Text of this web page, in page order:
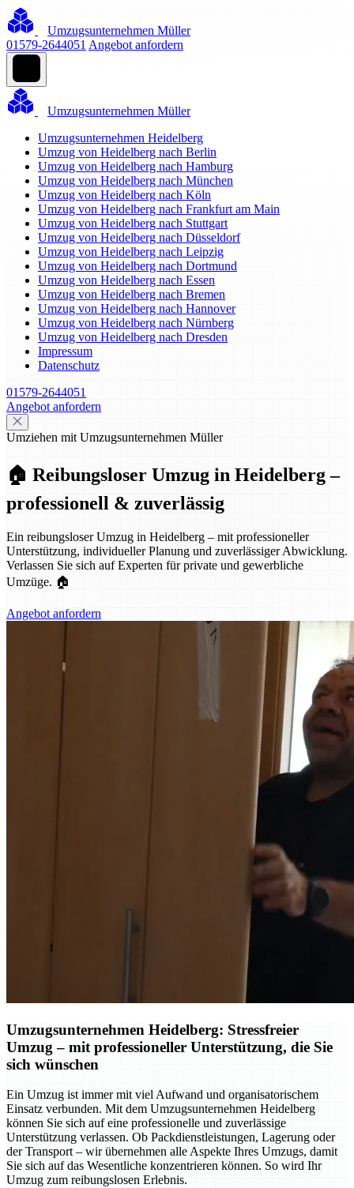
Umzugsunternehmen Müller
01579-2644051 Angebot anfordern
Umzugsunternehmen Müller
Umzugsunternehmen Heidelberg
Umzug von Heidelberg nach Berlin
Umzug von Heidelberg nach Hamburg
Umzug von Heidelberg nach München
Umzug von Heidelberg nach Köln
Umzug von Heidelberg nach Frankfurt am Main
Umzug von Heidelberg nach Stuttgart
Umzug von Heidelberg nach Düsseldorf
Umzug von Heidelberg nach Leipzig
Umzug von Heidelberg nach Dortmund
Umzug von Heidelberg nach Essen
Umzug von Heidelberg nach Bremen
Umzug von Heidelberg nach Hannover
Umzug von Heidelberg nach Nürnberg
Umzug von Heidelberg nach Dresden
Impressum
Datenschutz
01579-2644051
Angebot anfordern
Umziehen mit Umzugsunternehmen Müller
🏠 Reibungsloser Umzug in Heidelberg –
professionell & zuverlässig
Ein reibungsloser Umzug in Heidelberg – mit professioneller
Unterstützung, individueller Planung und zuverlässiger Abwicklung.
Verlassen Sie sich auf Experten für private und gewerbliche
Umzüge. 🏠
Angebot anfordern
Umzugsunternehmen Heidelberg: Stressfreier
Umzug – mit professioneller Unterstützung, die Sie
sich wünschen
Ein Umzug ist immer mit viel Aufwand und organisatorischem
Einsatz verbunden. Mit dem Umzugsunternehmen Heidelberg
können Sie sich auf eine professionelle und zuverlässige
Unterstützung verlassen. Ob Packdienstleistungen, Lagerung oder
der Transport – wir übernehmen alle Aspekte Ihres Umzugs, damit
Sie sich auf das Wesentliche konzentrieren können. So wird Ihr
Umzug zum reibungslosen Erlebnis.